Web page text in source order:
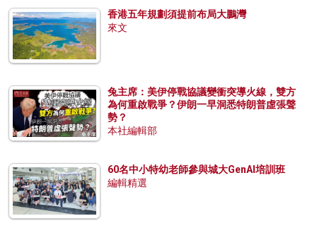
香港五年規劃須提前布局大鵬灣
來文
兔主席：美伊停戰協議變衝突導火線，雙方
為何重啟戰爭？伊朗一早洞悉特朗普虛張聲
勢？
本社編輯部
60名中小特幼老師參與城大GenAI培訓班
編輯精選